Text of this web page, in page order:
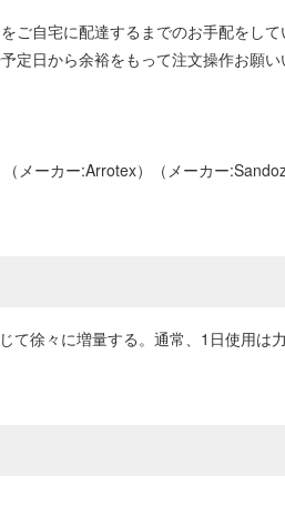
自宅に配達するまでのお手配をし
日から余裕をもって注文操作お願い
メーカー:Arrotex）（メーカー:Sandoz
徐々に増量する。通常、1日使用は